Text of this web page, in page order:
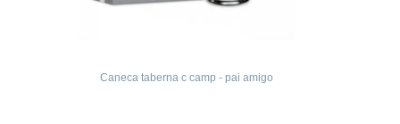
Caneca taberna c camp - pai amigo